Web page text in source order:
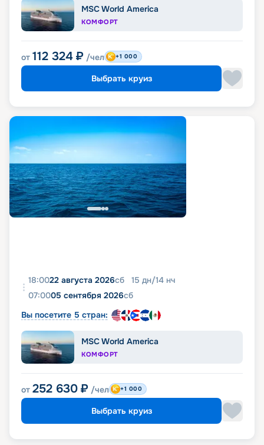
MSC World America
КОМФОРТ
от 112 324 ₽ /чел +1 000
Выбрать круиз
18:0022 августа 2026сб 15 дн/14 нч
07:0005 сентября 2026сб
Вы посетите 5 стран:
MSC World America
КОМФОРТ
от 252 630 ₽ /чел +1 000
Выбрать круиз